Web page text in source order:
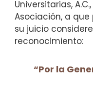
Universitarias,
Asociación, a
su juicio
reconocimiento:
“Por la